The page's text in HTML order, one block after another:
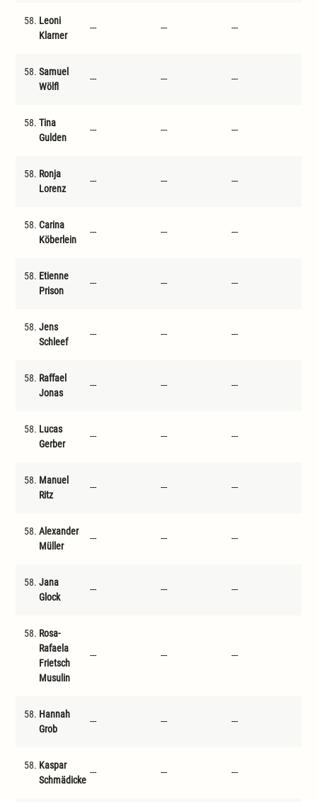
58. Leoni
Klarner
--- --- ---
58. Samuel
Wölfl
--- --- ---
58. Tina
Gulden
--- --- ---
58. Ronja
Lorenz
--- --- ---
58. Carina
Köberlein
--- --- ---
58. Etienne
Prison
--- --- ---
58. Jens
Schleef
--- --- ---
58. Raffael
Jonas
--- --- ---
58. Lucas
Gerber
--- --- ---
58. Manuel
Ritz
--- --- ---
58. Alexander
Müller
--- --- ---
58. Jana
Glock
--- --- ---
58. Rosa-
Rafaela
Frietsch
Musulin
--- --- ---
58. Hannah
Grob
--- --- ---
58. Kaspar
Schmädicke
--- --- ---